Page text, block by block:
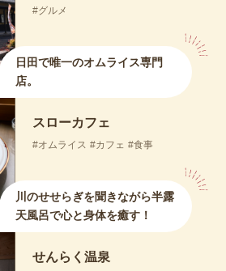
グルメ
日田で唯一のオムライス専門
店。
スローカフェ
オムライス カフェ 食事
川のせせらぎを聞きながら半露
天風呂で心と身体を癒す！
せんらく温泉